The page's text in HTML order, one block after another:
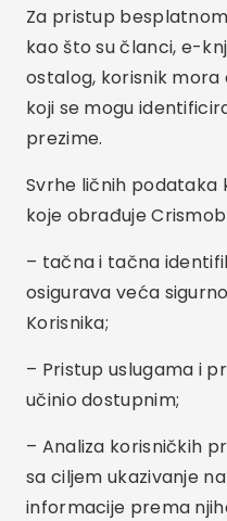
Za pristup
kao što su članci, e-
ostalog, korisnik
koji se mogu
prezime.
Svrhe ličnih podataka
koje obrađuje Crismob
– tačna i tačna
osigurava veća
Korisnika;
– Pristup uslugama i
učinio dostupnim;
– Analiza korisničkih
sa ciljem ukazivanje
informacije prema